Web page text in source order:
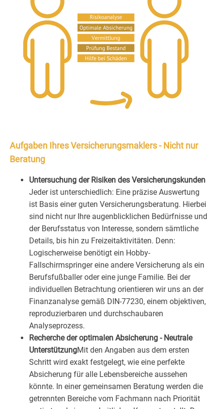
Aufgaben Ihres Versicherungsmaklers - Nicht nur
Beratung
Untersuchung der Risiken des Versicherungskunden
Jeder ist unterschiedlich: Eine präzise Auswertung
ist Basis einer guten Versicherungsberatung. Hierbei
sind nicht nur Ihre augenblicklichen Bedürfnisse und
der Berufsstatus von Interesse, sondern sämtliche
Details, bis hin zu Freizeitaktivitäten. Denn:
Logischerweise benötigt ein Hobby-
Fallschirmspringer eine andere Versicherung als ein
Berufsfußballer oder eine junge Familie. Bei der
individuellen Betrachtung orientieren wir uns an der
Finanzanalyse gemäß DIN-77230, einem objektiven,
reproduzierbaren und durchschaubaren
Analyseprozess.
Recherche der optimalen Absicherung - Neutrale
UnterstützungMit den Angaben aus dem ersten
Schritt wird exakt festgelegt, wie eine perfekte
Absicherung für alle Lebensbereiche aussehen
könnte. In einer gemeinsamen Beratung werden die
getrennten Bereiche vom Fachmann nach Priorität